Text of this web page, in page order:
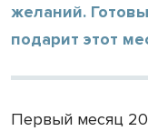
желаний.
подарит этот
Первый месяц